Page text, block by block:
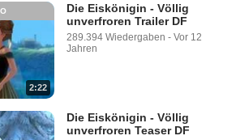
2:22
Die Eiskönigin - Völlig
unverfroren Trailer DF
289.394 Wiedergaben - Vor 12
Jahren
Die Eiskönigin - Völlig
unverfroren Teaser DF